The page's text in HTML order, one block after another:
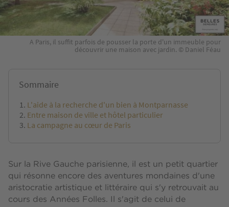
A Paris, il suffit parfois de pousser la porte d'un immeuble pour
découvrir une maison avec jardin. © Daniel Féau
Sommaire
L'aide à la recherche d'un bien à Montparnasse
Entre maison de ville et hôtel particulier
La campagne au cœur de Paris
Sur la Rive Gauche parisienne, il est un petit quartier
qui résonne encore des aventures mondaines d'une
aristocratie artistique et littéraire qui s'y retrouvait au
cours des Années Folles. Il s'agit de celui de